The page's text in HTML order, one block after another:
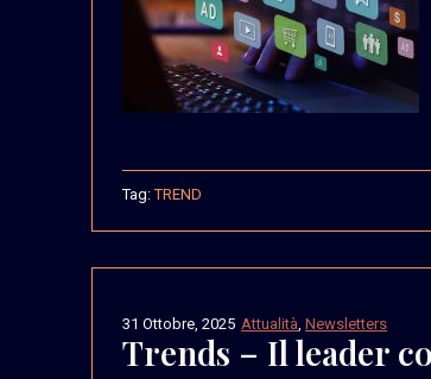
Tag:TREND
Attualità Newsletters
31 Ottobre, 2025
Trends – Il leader